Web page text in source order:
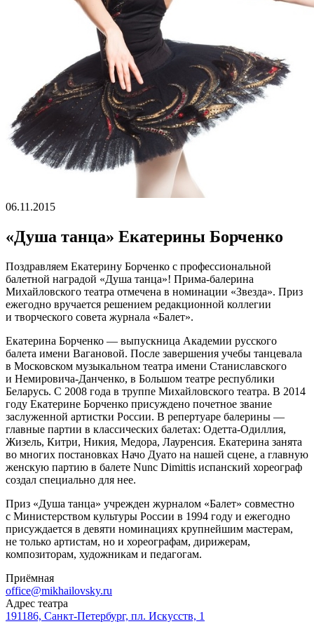
06.11.2015
«Душа танца» Екатерины Борченко
Поздравляем Екатерину Борченко с профессиональной
балетной наградой «Душа танца»! Прима-балерина
Михайловского театра отмечена в номинации «Звезда». Приз
ежегодно вручается решением редакционной коллегии
и творческого совета журнала «Балет».
Екатерина Борченко — выпускница Академии русского
балета имени Вагановой. После завершения учебы танцевала
в Московском музыкальном театра имени Станиславского
и Немировича-Данченко, в Большом театре республики
Беларусь. С 2008 года в труппе Михайловского театра. В 2014
году Екатерине Борченко присуждено почетное звание
заслуженной артистки России. В репертуаре балерины —
главные партии в классических балетах: Одетта-Одиллия,
Жизель, Китри, Никия, Медора, Лауренсия. Екатерина занята
во многих постановках Начо Дуато на нашей сцене, а главную
женскую партию в балете Nunc Dimittis испанский хореограф
создал специально для нее.
Приз «Душа танца» учрежден журналом «Балет» совместно
с Министерством культуры России в 1994 году и ежегодно
присуждается в девяти номинациях крупнейшим мастерам,
не только артистам, но и хореографам, дирижерам,
композиторам, художникам и педагогам.
Приёмная
office@mikhailovsky.ru
Адрес театра
191186, Санкт-Петербург, пл. Искусств, 1